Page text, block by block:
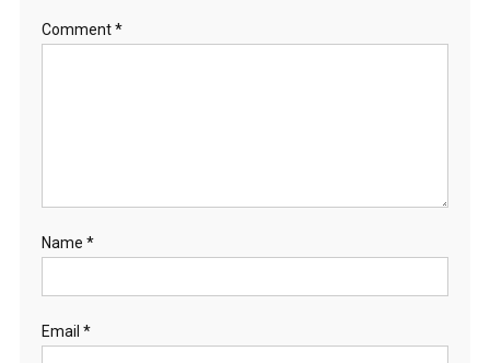
Comment*
Name *
Email *